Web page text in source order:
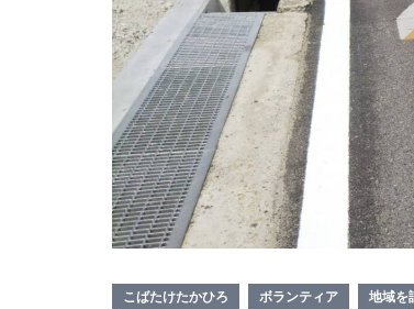
こばたけたかひろ ボランティア 地域を